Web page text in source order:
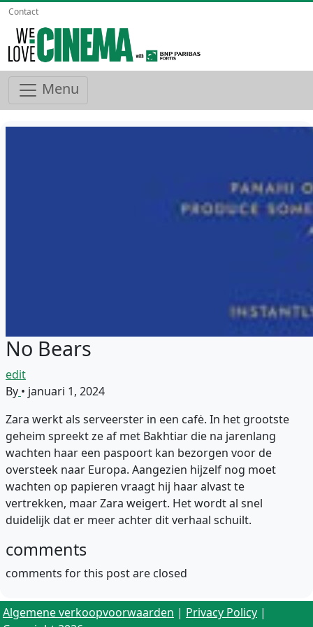
Contact
Menu
No Bears
edit
By • januari 1, 2024
Zara werkt als serveerster in een cafė. In het grootste
geheim spreekt ze af met Bakhtiar die na jarenlang
wachten haar een paspoort kan bezorgen voor de
oversteek naar Europa. Aangezien hijzelf nog moet
wachten op papieren vraagt hij haar alvast te
vertrekken, maar Zara weigert. Het wordt al snel
duidelijk dat er meer achter dit verhaal schuilt.
comments
comments for this post are closed
Algemene verkoopvoorwaarden | Privacy Policy |